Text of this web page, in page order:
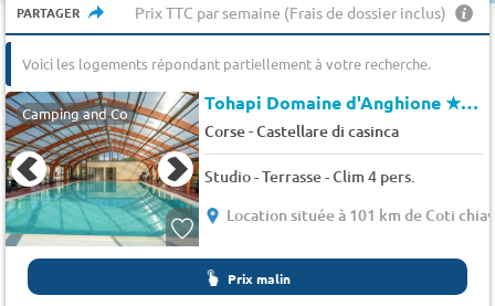
PARTAGER Prix TTC par semaine (Frais de dossier inclus)
Voici les logements répondant partiellement à votre recherche.
Camping and Co Tohapi Domaine d'Anghione★★★
Corse-Castellare di casinca
Studio - Terrasse - Clim 4 pers.
Location située à 101 km de Coti
Prix malin